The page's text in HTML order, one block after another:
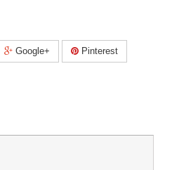
Google+ Pinterest